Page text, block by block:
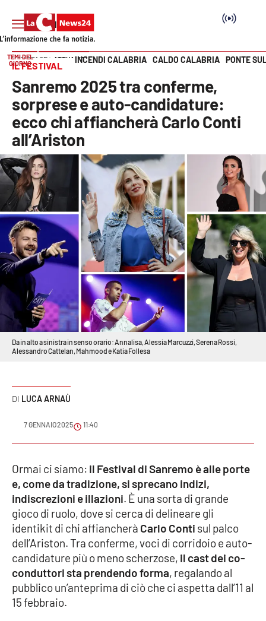
Cronaca
Politica
Attualità
Economia e lavoro
Italia Mondo
Sanità
Sport
Cultura
Meteo
Editoriali
VIDEO
Ambiente
Cronaca
Cultura
Economia e Lavoro
Vai
TEMI DEL
GIORNO
INCENDI CALABRIA CALDO CALABRIA PONTE
HOME PAGE ATTUALITÀ
IL FESTIVAL
Sanremo 2025 tra conferme,
sorprese e auto-candidature:
ecco chi affiancherà Carlo Conti
all’Ariston
Da in alto a sinistra in senso orario: Annalisa, Alessia Marcuzzi, Serena Rossi,
Alessandro Cattelan, Mahmood e Katia Follesa
LUCA ARNAÙ
7 GENNAIO 2025 11:40
Ormai ci siamo: il Festival di Sanremo è alle porte
e, come da tradizione, si sprecano indizi,
indiscrezioni e illazioni. È una sorta di grande
gioco di ruolo, dove si cerca di delineare gli
identikit di chi affiancherà Carlo Conti sul palco
dell’Ariston. Tra conferme, voci di corridoio e auto-
candidature più o meno scherzose, il cast dei co-
conduttori sta prendendo forma, regalando al
pubblico un’anteprima di ciò che ci aspetta dall’11 al
15 febbraio.